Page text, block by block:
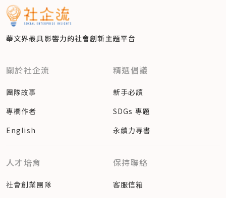
華文界最具影響力的社會創新主題平台
關於社企流
團隊故事
專欄作者
English
精選倡議
新手必讀
SDGs 專題
永續力專書
人才培育
社會創業團隊
保持聯絡
客服信箱